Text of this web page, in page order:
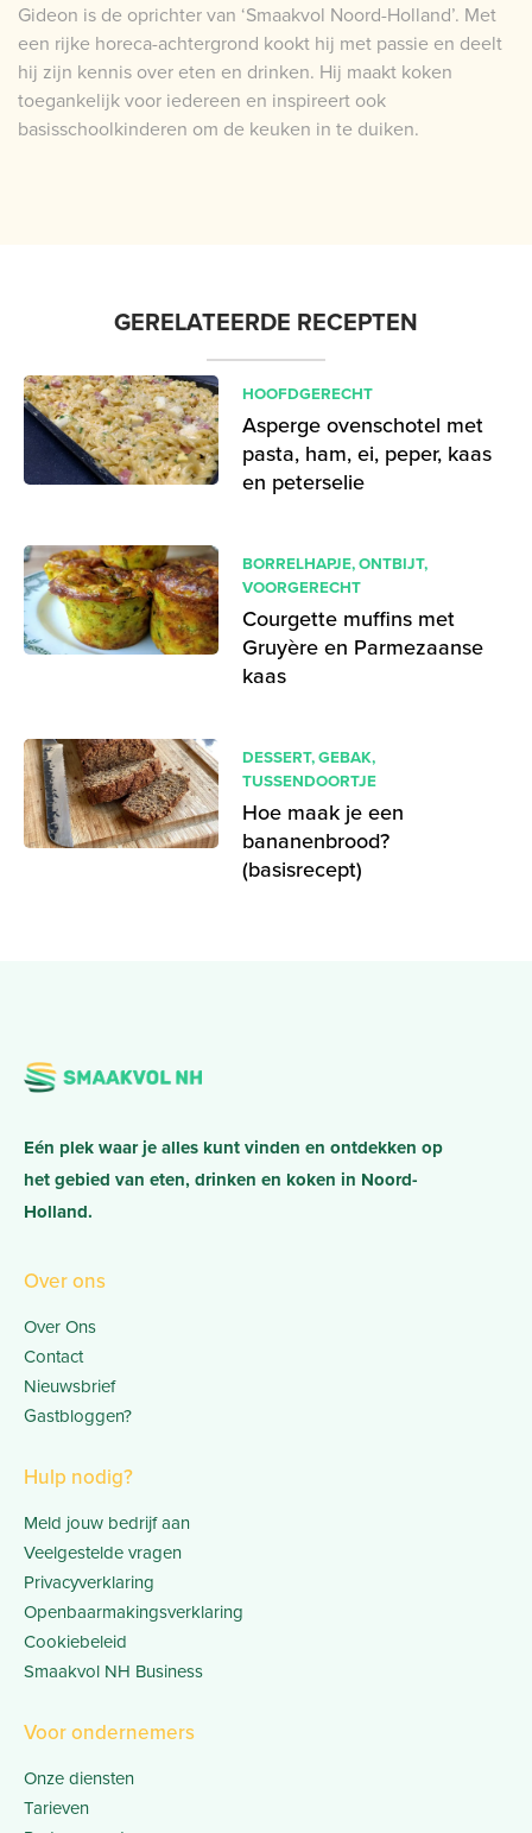
Gideon is de oprichter van ‘Smaakvol Noord-Holland’. Met
een rijke horeca-achtergrond kookt hij met passie en deelt
hij zijn kennis over eten en drinken. Hij maakt koken
toegankelijk voor iedereen en inspireert ook
basisschoolkinderen om de keuken in te duiken.
GERELATEERDE RECEPTEN
HOOFDGERECHT
Asperge ovenschotel met
pasta, ham, ei, peper, kaas
en peterselie
BORRELHAPJE,ONTBIJT,
VOORGERECHT
Courgette muffins met
Gruyère en Parmezaanse
kaas
DESSERT,GEBAK,
TUSSENDOORTJE
Hoe maak je een
bananenbrood?
(basisrecept)
Eén plek waar je alles kunt vinden en ontdekken op
het gebied van eten, drinken en koken in Noord-
Holland.
Over ons
Over Ons
Contact
Nieuwsbrief
Gastbloggen?
Hulp nodig?
Meld jouw bedrijf aan
Veelgestelde vragen
Privacyverklaring
Openbaarmakingsverklaring
Cookiebeleid
Smaakvol NH Business
Voor ondernemers
Onze diensten
Tarieven